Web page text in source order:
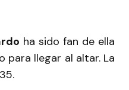
ha sido fan de ella
para llegar al altar. La